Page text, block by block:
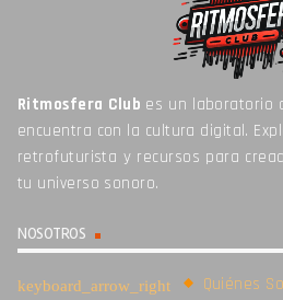
Ritmosfera Club es un laboratorio
encuentra con la cultura digital.
retrofuturista y recursos para
tu universo sonoro.
NOSOTROS
Quiénes